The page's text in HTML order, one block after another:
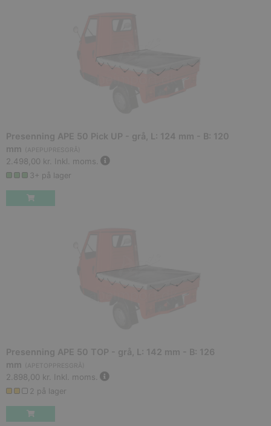
Presenning APE 50 Pick UP - grå, L: 124 mm - B: 120
mm
APEPUPRESGRÅ
2.498,00 kr. Inkl. moms.
3+ på lager
Presenning APE 50 TOP - grå, L: 142 mm - B: 126
mm
APETOPPRESGRÅ
2.898,00 kr. Inkl. moms.
2 på lager